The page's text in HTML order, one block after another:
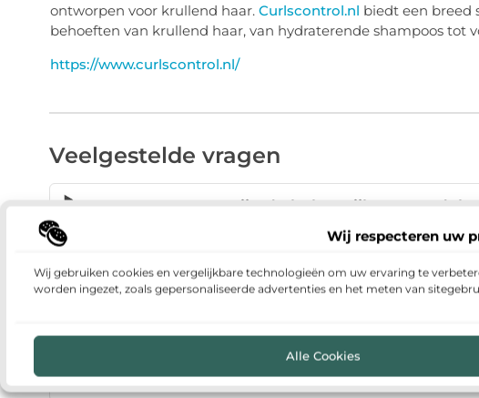
Wij respecteren uw
Wij gebruiken cookies en vergelijkbare technologieën om uw ervaring te
worden ingezet, zoals gepersonaliseerde advertenties en het meten van
Alle Cookies
ontworpen voor krullend haar. Curlscontrol.nl biedt een breed
behoeften van krullend haar, van hydraterende shampoos tot
https://www.curlscontrol.nl/
Veelgestelde vragen
Wat zijn de belangrijkste
Hoeveel onderhoud heeft